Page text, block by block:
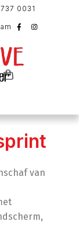
0031
van